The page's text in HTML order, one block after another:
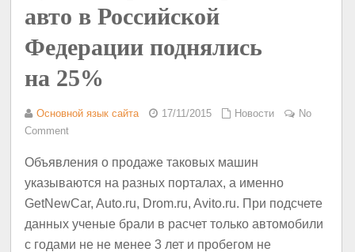
авто в Российской
Федерации поднялись
на 25%
Основной язык сайта 17/11/2015 Новости
No
Comment
Объявления о продаже таковых машин
указываются на разных порталах, а именно
GetNewCar, Auto.ru, Drom.ru, Avito.ru. При подсчете
данных ученые брали в расчет только автомобили
с годами не не менее 3 лет и пробегом не